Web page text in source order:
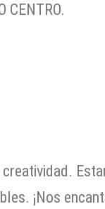
CENTRO.
¡Nos